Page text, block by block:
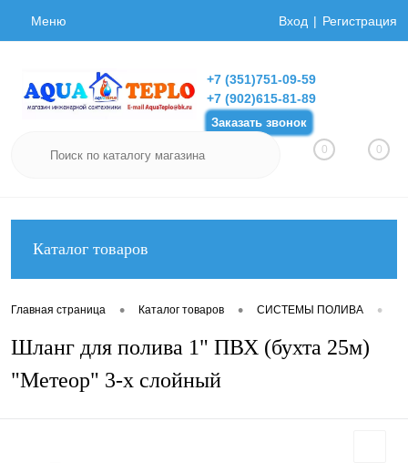
Меню Вход Регистрация
+7 (351)751-09-59
+7 (902)615-81-89
Заказать звонок
0 0
Каталог товаров
Главная страница • Каталог товаров • СИСТЕМЫ ПОЛИВА •
Шланг для полива 1" ПВХ (бухта 25м)
"Метеор" 3-х слойный